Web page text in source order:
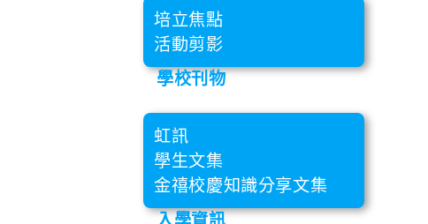
培立焦點
活動剪影
學校刊物
虹訊
學生文集
金禧校慶知識分享文集
入學資訊